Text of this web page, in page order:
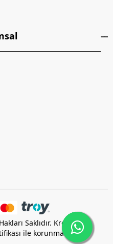
Saklıdır. Kredi kartı
ile korunmaktadır.